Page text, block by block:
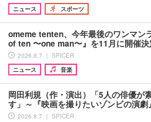
ニュース
スポーツ
omeme tenten、今年最後のワンマン
of ten 〜one man〜』を11月に開催決
2026.8.7 ｜ SPICER
ニュース
音楽
岡田利規（作・演出）「5人の俳優が
す」～『映画を撮りたいゾンビの演
2026.8.7 ｜ SPICER